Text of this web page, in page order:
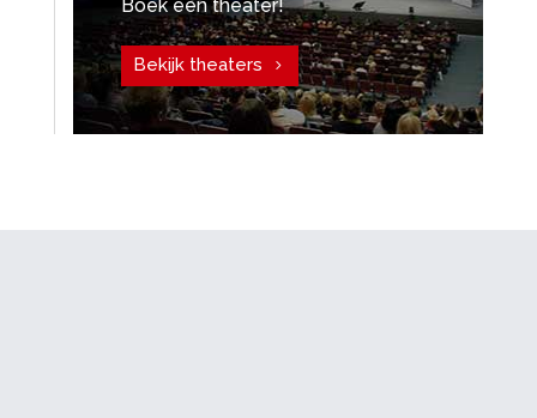
Boek een theater!
Bekijk theaters